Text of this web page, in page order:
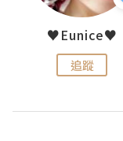
♥Eunice♥
追蹤